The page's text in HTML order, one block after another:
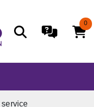
0
service